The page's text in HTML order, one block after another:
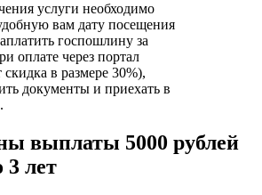
услуги необходимо
вам дату посещения
госпошлину за
оплате через портал
скидка в размере 30%),
документы и приехать в
выплаты 5000 рублей
3 лет